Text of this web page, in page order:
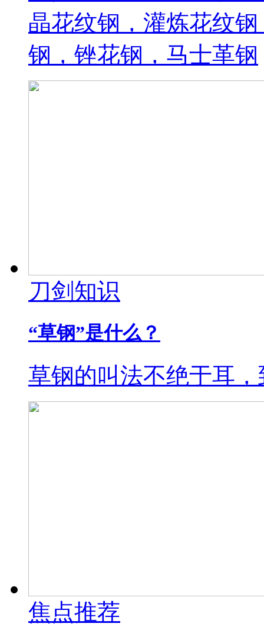
晶花纹钢，灌炼花纹
钢，锉花钢，马士革钢
刀剑知识
“草钢”是什么？
草钢的叫法不绝于耳
焦点推荐